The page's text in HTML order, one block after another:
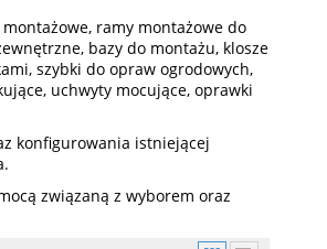
ramy montażowe do
bazy do montażu, klosze
szybki do opraw ogrodowych,
uchwyty mocujące, oprawki
konfigurowania istniejącej
związaną z wyborem oraz